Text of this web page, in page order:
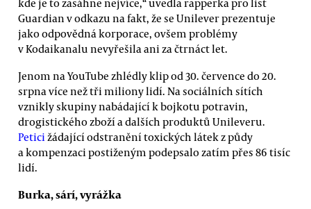
Guardian v odkazu na fakt, že se Unilever prezentuje
jako odpovědná korporace, ovšem problémy
v Kodaikanalu nevyřešila ani za čtrnáct let.
Jenom na YouTube zhlédly klip od 30. července do 20.
srpna více než tři miliony lidí. Na sociálních sítích
vznikly skupiny nabádající k bojkotu potravin,
drogistického zboží a dalších produktů Unileveru.
Petici žádající odstranění toxických látek z půdy
a kompenzaci postiženým podepsalo zatím přes 86 tisíc
lidí.
Burka, sárí, vyrážka